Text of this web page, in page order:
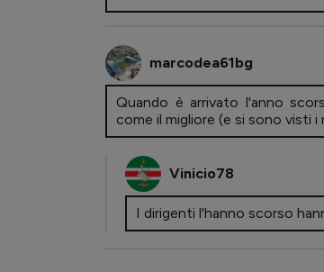
marcodea61bg
Quando è arrivato l'anno
come il migliore (e si sono visti
Vinicio78
I dirigenti l'hanno scorso